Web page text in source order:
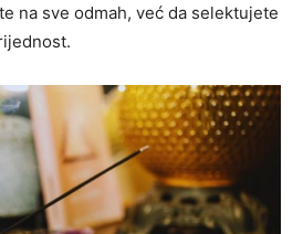
na sve odmah, već da selektujete